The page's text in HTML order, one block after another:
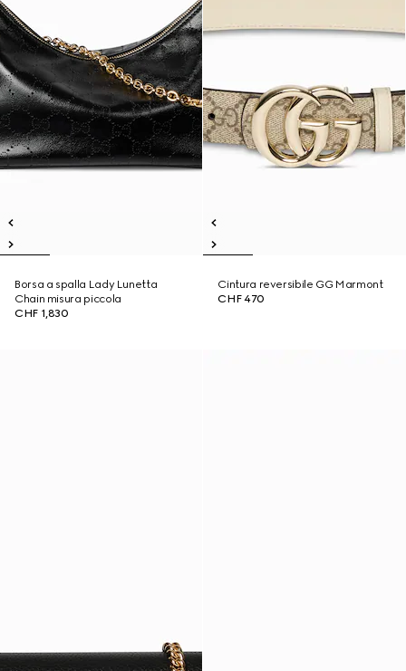
Borsa a spalla Lady Lunetta
Chain misura piccola
CHF 1,830
Cintura reversibile GG Marmont
CHF 470